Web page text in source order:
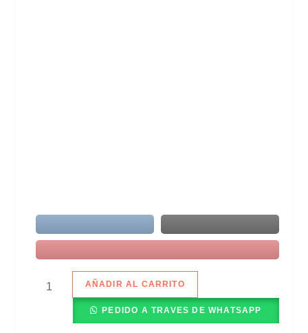
AÑADIR AL CARRITO
PEDIDO A TRAVES DE WHATSAPP